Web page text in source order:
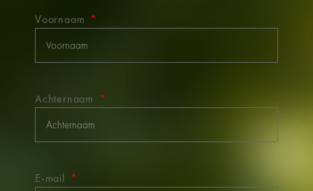
Voornaam
Achternaam
E-mail